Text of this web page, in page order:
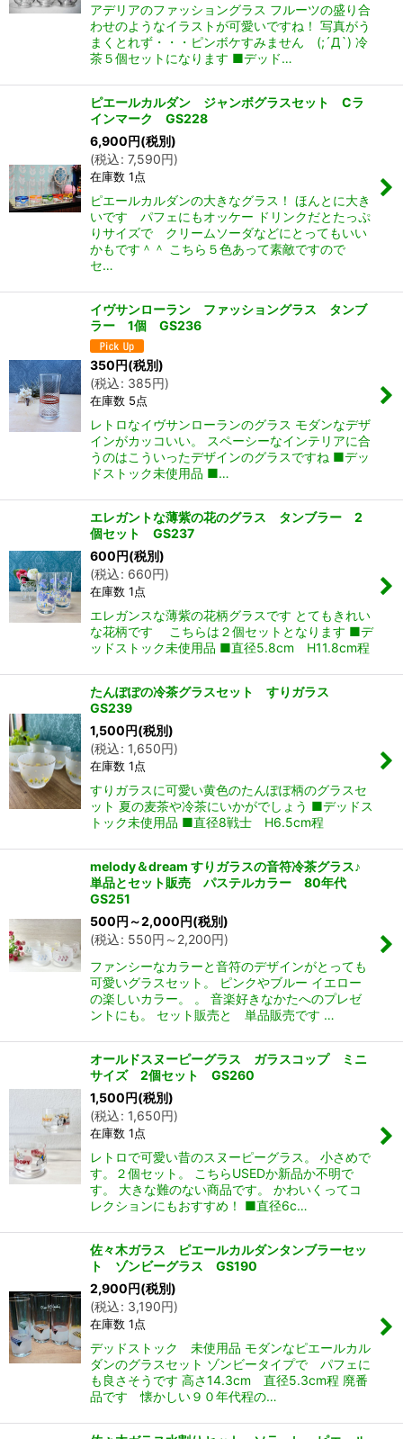
アデリアのファッショングラス フルーツの盛り合
わせのようなイラストが可愛いですね！ 写真がう
まくとれず・・・ピンボケすみません (;´Д`) 冷
茶５個セットになります ■デッド…
ピエールカルダン ジャンボグラスセット Cラ
インマーク GS228
6,900円(税別)
(税込: 7,590円)
在庫数 1点
ピエールカルダンの大きなグラス！ ほんとに大き
いです パフェにもオッケー ドリンクだとたっぷ
りサイズで クリームソーダなどにとってもいい
かもです＾＾ こちら５色あって素敵ですので
セ…
イヴサンローラン ファッショングラス タンブ
ラー 1個 GS236
350円(税別)
(税込: 385円)
在庫数 5点
レトロなイヴサンローランのグラス モダンなデザ
インがカッコいい。 スペーシーなインテリアに合
うのはこういったデザインのグラスですね ■デッ
ドストック未使用品 ■…
エレガントな薄紫の花のグラス タンブラー 2
個セット GS237
600円(税別)
(税込: 660円)
在庫数 1点
エレガンスな薄紫の花柄グラスです とてもきれい
な花柄です こちらは２個セットとなります ■デ
ッドストック未使用品 ■直径5.8cm H11.8cm程
たんぽぽの冷茶グラスセット すりガラス
GS239
1,500円(税別)
(税込: 1,650円)
在庫数 1点
すりガラスに可愛い黄色のたんぽぽ柄のグラスセ
ット 夏の麦茶や冷茶にいかがでしょう ■デッドス
トック未使用品 ■直径8戦士 H6.5cm程
melody＆dream すりガラスの音符冷茶グラス♪
単品とセット販売 パステルカラー 80年代
GS251
500円 ～2,000円(税別)
(税込: 550円 ～2,200円)
ファンシーなカラーと音符のデザインがとっても
可愛いグラスセット。 ピンクやブルー イエロー
の楽しいカラー。 。 音楽好きなかたへのプレゼ
ントにも。 セット販売と 単品販売です …
オールドスヌーピーグラス ガラスコップ ミニ
サイズ 2個セット GS260
1,500円(税別)
(税込: 1,650円)
在庫数 1点
レトロで可愛い昔のスヌーピーグラス。 小さめで
す。２個セット。 こちらUSEDか新品か不明で
す。 大きな難のない商品です。 かわいくってコ
レクションにもおすすめ！ ■直径6c…
佐々木ガラス ピエールカルダンタンブラーセッ
ト ゾンビーグラス GS190
2,900円(税別)
(税込: 3,190円)
在庫数 1点
デッドストック 未使用品 モダンなピエールカル
ダンのグラスセット ゾンビータイプで パフェに
も良さそうです 高さ14.3cm 直径5.3cm程 廃番
品です 懐かしい９０年代程の…